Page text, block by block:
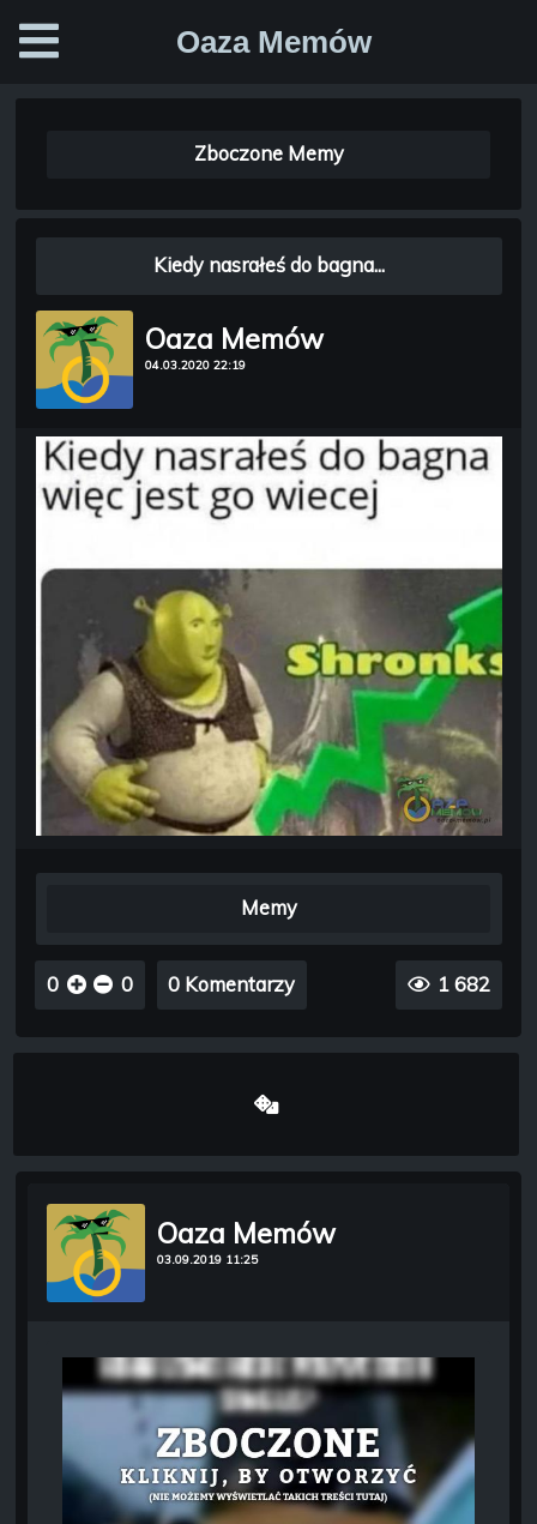
Oaza Memów
Zboczone Memy
Oaza Memów
04.03.2020 22:19
Kiedy nasrałeś do bagna...
Memy
0 0 0 Komentarzy 1 682
Oaza Memów
03.09.2019 11:25